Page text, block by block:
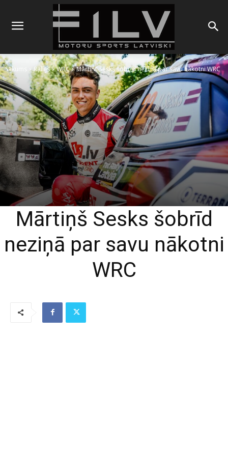
Sākums Rallijs WRC Mārtiņš Sesks šobrīd neziņā par savu nākotni WRC
Mārtiņš Sesks šobrīd
neziņā par savu nākotni
WRC